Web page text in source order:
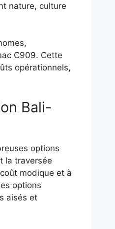
nature, culture
C909. Cette
opérationnels,
Bali-
options
la traversée
modique et à
options
aisés et